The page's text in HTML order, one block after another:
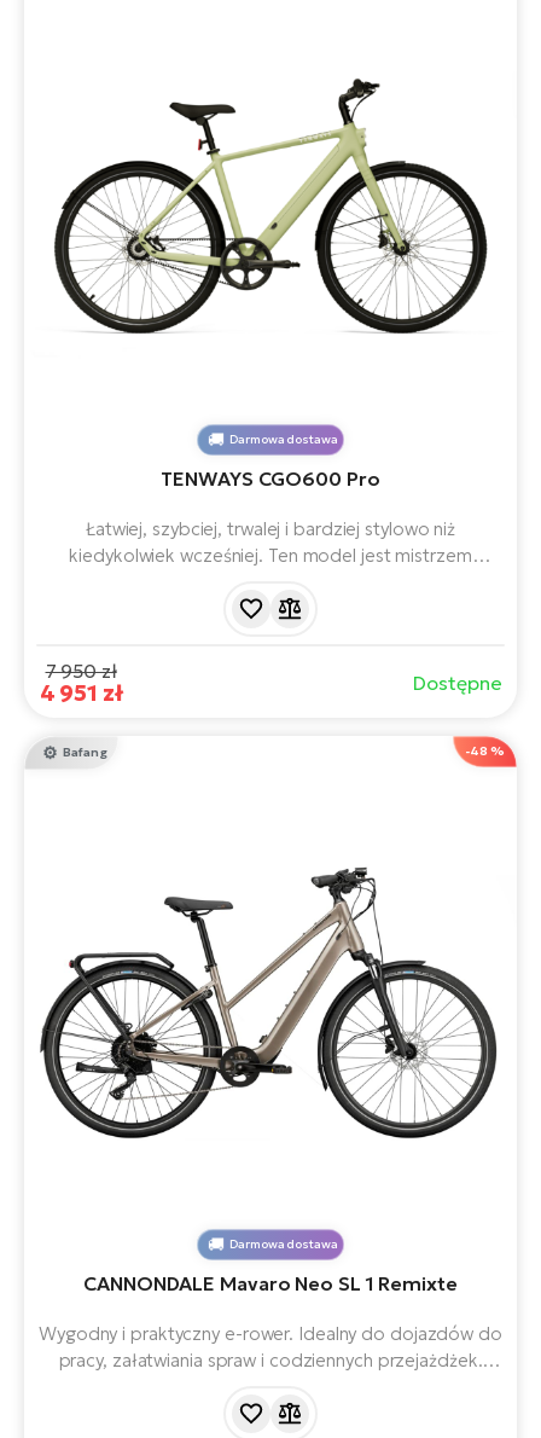
Darmowa dostawa
TENWAYS CGO600 Pro
Łatwiej, szybciej, trwalej i bardziej stylowo niż
kiedykolwiek wcześniej. Ten model jest mistrzem
akumulatorowi 360 Wh i wadze zaledwie 16 kg, oferuje
7 950 zł
4 951 zł Dostępne
-48 %
Bafang
Darmowa dostawa
CANNONDALE Mavaro Neo SL 1 Remixte
Wygodny i praktyczny e-rower. Idealny do dojazdów do
pracy, załatwiania spraw i codziennych przejażdżek.
360 Wh, 8-biegową przekładnię microSHIFT Acolyte,